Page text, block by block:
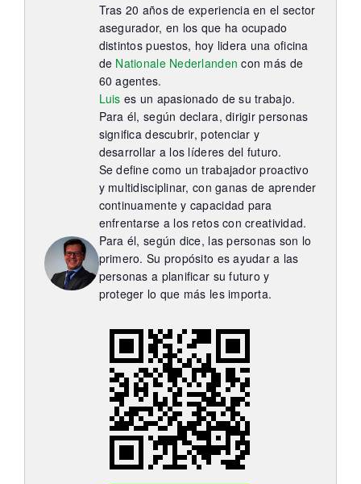
Actividades
Buscar:
Tras 20 años de experiencia en el sector
asegurador, en los que ha ocupado
distintos puestos, hoy lidera una oficina
de Nationale Nederlandencon más de
60 agentes.
Luis es un apasionado de su trabajo.
Para él, según declara, dirigir personas
significa descubrir, potenciar y
desarrollar a los líderes del futuro.
Se define como un trabajador proactivo
y multidisciplinar, con ganas de aprender
continuamente y capacidad para
enfrentarse a los retos con creatividad.
Para él, según dice, las personas son lo
primero. Su propósito es ayudar a las
personas a planificar su futuro y
proteger lo que más les importa.